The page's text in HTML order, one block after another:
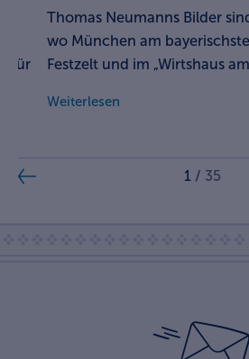
für
Thomas Neumanns Bilder
wo München am
Festzelt und im „Wirtshaus
Weiterlesen
1 / 35